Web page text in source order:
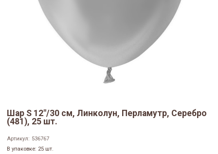
Шар S 12"/30 см, Линколун, Перламутр, Серебро
(481), 25 шт.
Артикул: 536767
В упаковке: 25 шт.